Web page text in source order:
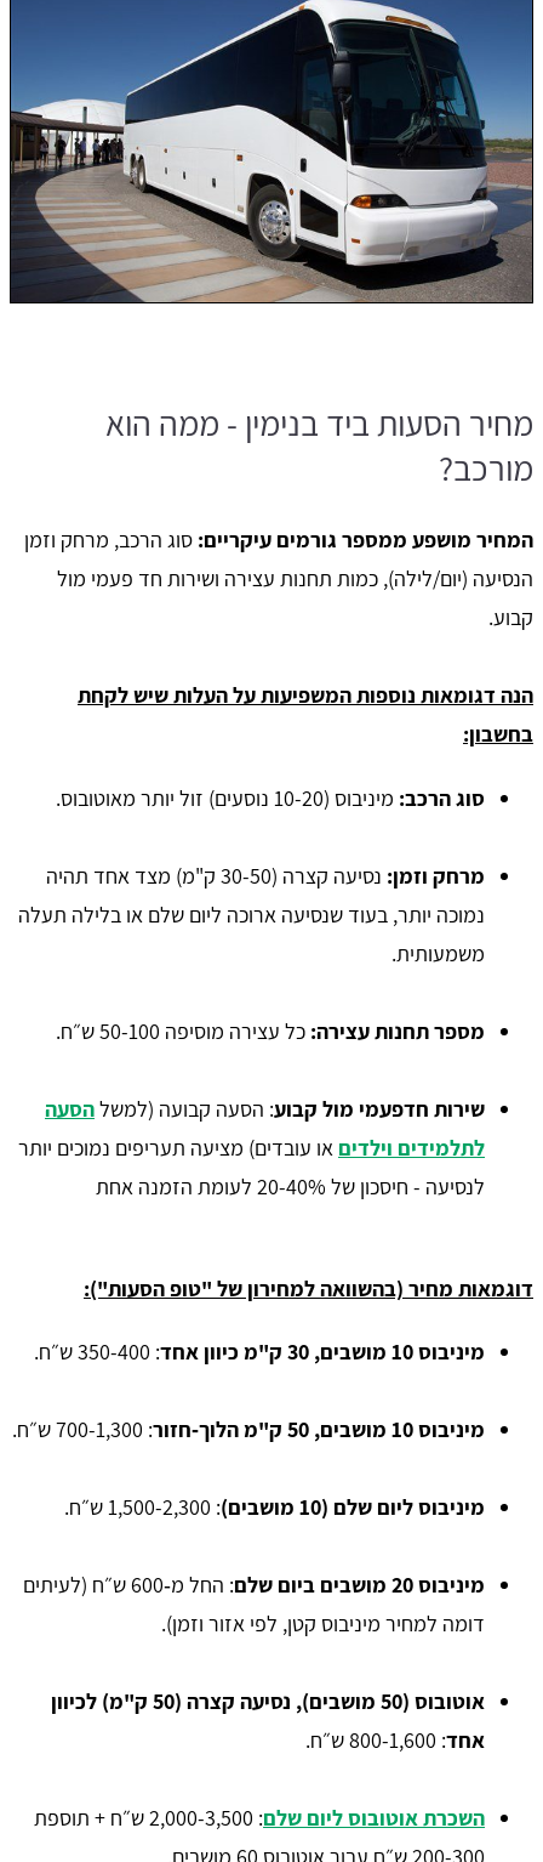
מחיר הסעות ביד בנימין - ממה הוא
מורכב?
המחיר מושפע ממספר גורמים עיקריים: סוג הרכב, מרחק וזמן
הנסיעה (יום/לילה), כמות תחנות עצירה ושירות חד פעמי מול
קבוע.
הנה דגומאות נוספות המשפיעות על העלות שיש לקחת
בחשבון:
סוג הרכב: מיניבוס (10-20 נוסעים) זול יותר מאוטובוס.
מרחק וזמן:
נסיעה קצרה (30-50 ק"מ) מצד אחד תהיה
נמוכה יותר, בעוד שנסיעה ארוכה ליום שלם או בלילה תעלה
משמעותית.
מספר תחנות עצירה: כל עצירה מוסיפה 50-100 ש״ח.
שירות חדפעמי מול קבוע: הסעה קבועה (למשלהסעה
לתלמידים וילדים או עובדים) מציעה תעריפים נמוכים יותר
לנסיעה - חיסכון של 20-40% לעומת הזמנה אחת
דוגמאות מחיר (בהשוואה למחירון של "טופ הסעות"):
מיניבוס 10 מושבים, 30 ק"מ כיוון אחד : 350-400 ש״ח.
מיניבוס 10 מושבים, 50 ק"מ הלוך‑חזור : 700-1,300 ש״ח.
מיניבוס ליום שלם (10 מושבים) : 1,500-2,300 ש״ח.
מיניבוס 20 מושבים ביום שלם
: החל מ‑600 ש״ח (לעיתים
דומה למחיר מיניבוס קטן, לפי אזור וזמן).
אוטובוס (50 מושבים), נסיעה קצרה (50 ק"מ) לכיוון
אחד: 800-1,600 ש״ח.
השכרת אוטובוס ליום שלם
: 2,000-3,500 ש״ח + תוספת
200-300 ש״ח עבור אוטובוס 60 מושבים.